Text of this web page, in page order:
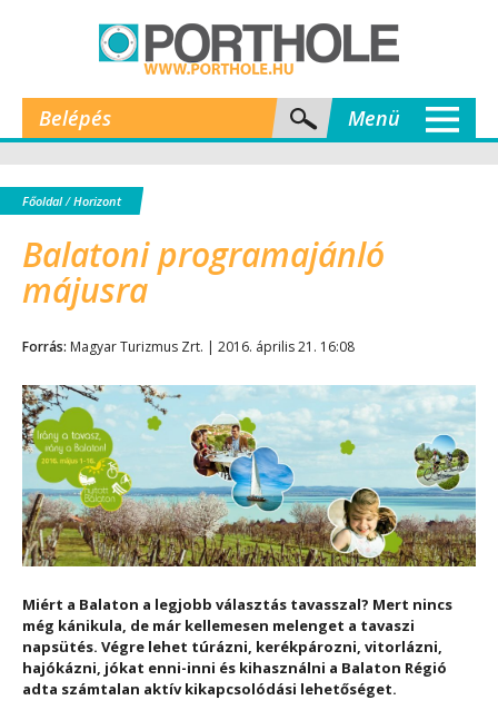
Belépés Menü
Főoldal/Horizont
Balatoni programajánló
májusra
Forrás: Magyar Turizmus Zrt. | 2016. április 21. 16:08
Miért a Balaton a legjobb választás tavasszal? Mert nincs
még kánikula, de már kellemesen melenget a tavaszi
napsütés. Végre lehet túrázni, kerékpározni, vitorlázni,
hajókázni, jókat enni-inni és kihasználni a Balaton Régió
adta számtalan aktív kikapcsolódási lehetőséget.